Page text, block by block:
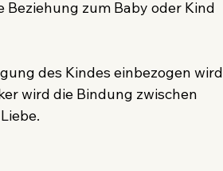
Beziehung zum Baby oder Kind
des Kindes einbezogen wird
wird die Bindung zwischen